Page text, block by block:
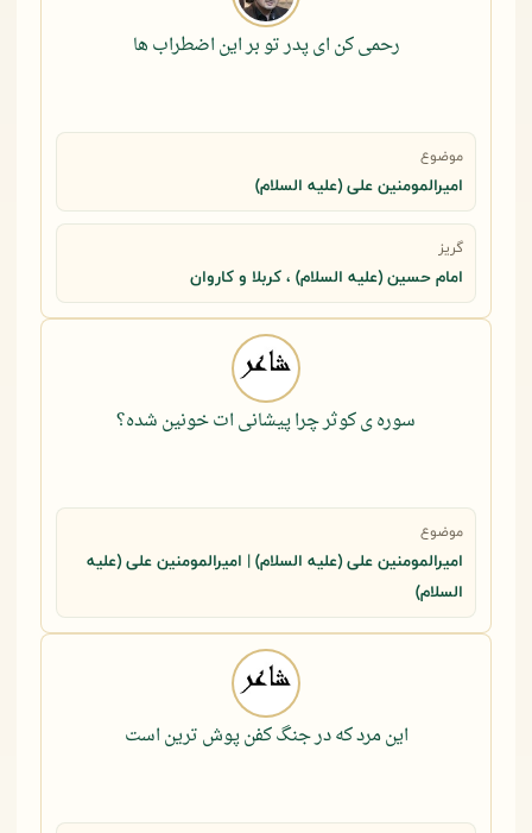
رحمی کن ای پدر تو بر این اضطراب ها
موضوع
امیرالمومنین علی (علیه السلام)
گریز
امام حسین (علیه السلام) ، کربلا و کاروان
سوره ی کوثر چرا پیشانی ات خونین شده؟
موضوع
امیرالمومنین علی (علیه السلام) | امیرالمومنین علی (علیه
السلام)
این مرد که در جنگ کفن پوش ترین است